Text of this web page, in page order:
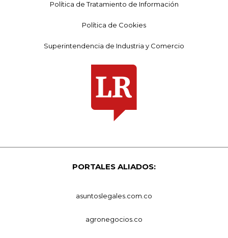
Política de Tratamiento de Información
Política de Cookies
Superintendencia de Industria y Comercio
PORTALES ALIADOS:
asuntoslegales.com.co
agronegocios.co